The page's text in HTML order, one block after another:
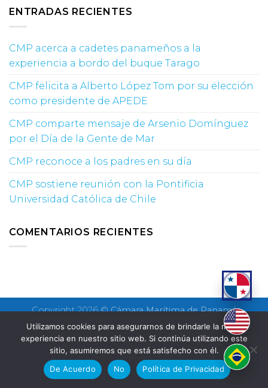
ENTRADAS RECIENTES
CMP acerca a cadetes panameños a la
experiencia a bordo del buque Tarago
CMP felicita a Alberto López Tom por su elección
como presidente de APEDE
CMP comparte mensaje de Arsenio Domínguez
por el Día de la Gente de Mar
CMP reconoce a los padres en su día
CMP sostiene reunión con la Pontificia
Universidad Católica de Chile
COMENTARIOS RECIENTES
Copyright 2026 ©Cámara Marítima de Panamá
Utilizamos cookies para asegurarnos de brindarle la mejor
experiencia en nuestro sitio web. Si continúa utilizando este
sitio, asumiremos que está satisfecho con él.
De Acuerdo
No Política de Privacidad